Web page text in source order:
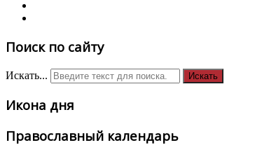
Поиск по сайту
Искать... Искать
Икона дня
Православный календарь